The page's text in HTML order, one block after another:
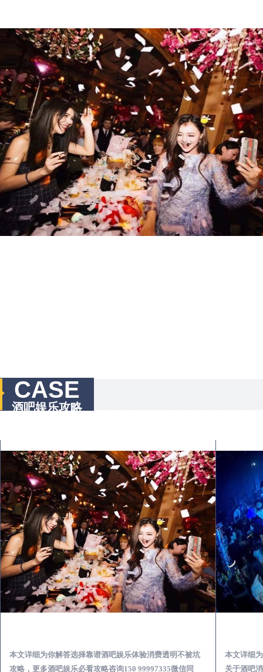
CASE
酒吧娱乐攻略
本文详细为你解答选择靠谱酒吧娱乐体验消费透明不被坑
攻略，更多酒吧娱乐必看攻略咨询150 99997335微信同
本文详细
关于酒吧